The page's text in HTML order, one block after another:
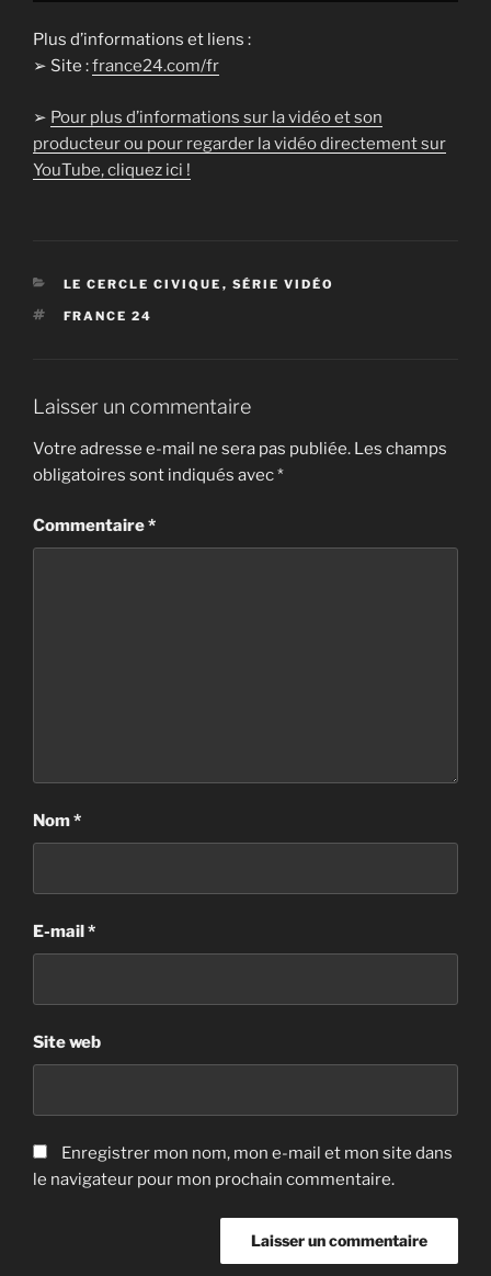
Plus d’informations et liens :
➢ Site :france24.com/fr
➢ Pour plus d’informations sur la vidéo et son
producteur ou pour regarder la vidéo directement sur
YouTube, cliquez ici !
CATÉGORIES
LE CERCLE CIVIQUE , SÉRIE VIDÉO
ÉTIQUETTES
FRANCE 24
Laisser un commentaire
Votre adresse e-mail ne sera pas publiée. Les champs
obligatoires sont indiqués avec*
Commentaire*
Nom*
E-mail*
Site web
Enregistrer mon nom, mon e-mail et mon site dans
le navigateur pour mon prochain commentaire.